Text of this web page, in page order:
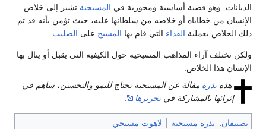
الديانات. وهو قضية أساسية ومحورية في المسيحية تشير إلى خلاص
الإنسان من خطاياه أو خلاصه من سلطانها عليه، حيث تؤمن بأنه قد تم
ذلك الخلاص بعملية الفداء التي قام بها المسيح على الصليب.
ولكن تختلف آراء المذاهب المسيحية حول الكيفية التي يقبل أو ينال بها
الإنسان هذا الخلاص.
هذه بذرة مقالة عن المسيحية تحتاج للنمو والتحسين، ساهم في
إثرائها بالمشاركة فيتحريرها .
تصنيفان: بذرة مسيحية لاهوت مسيحي